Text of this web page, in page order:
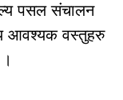
पसल संचालन
आवश्यक वस्तुहरु